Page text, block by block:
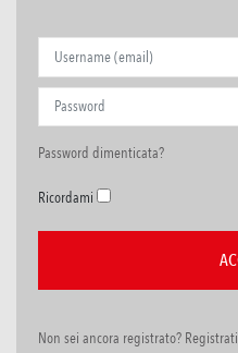
Password dimenticata?
Ricordami
Non sei ancora registrato? Registrati